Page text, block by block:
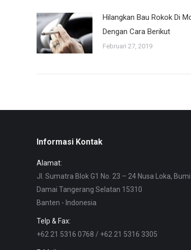
Hilangkan Bau Rokok Di
Dengan Cara Berikut
Februari 27, 2019
Informasi Kontak
Alamat:
Jl. Sumatra Blok G1 No. 23 – 24 Nusa Loka,
Damai Tangerang Selatan 15310
Banten - Indonesia
Telp & Fax:
+62 21 5316 0768 / +62 21 5316 3305